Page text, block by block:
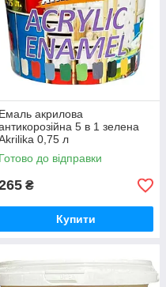
Емаль акрилова
5 в 1 зелена
0,75 л
Готово до відправки
₴
Купити